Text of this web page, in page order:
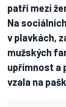
patří mezi
Na
v plavkách,
mužských
upřímnost a
vzala na